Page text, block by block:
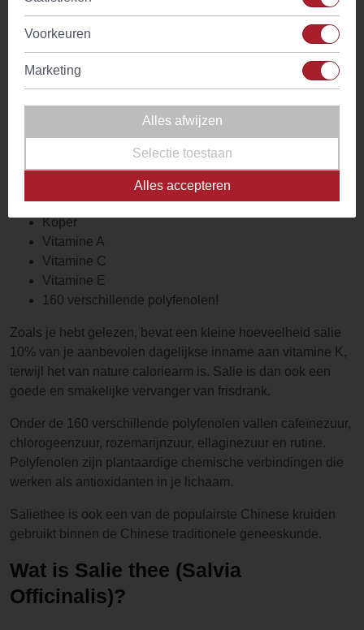
0,1 gram eiwit
0,1 gram vet
Vitamine K
IJzer
Zink
Koper
Vitamine A
Vitamine C
Vitamine E
160 verschillende polyfenolen!
Zoals je hebt gelezen, bevat een kleine hoeveelheid salie
10% van je aanbevolen dagelijkse inname aan vitamine K,
terwijl het van nature caloriearm is. Salie is dan ook een
goede en smakelijke vervanger van frisdrank.
Onder de 160 verschillende polyfenolen vallen cafeïnezuur,
chlorogeenzuur, rozemarijnzuur, ellaginezuur en rutine.
Polyfenolen zijn plantaardige chemische verbindingen die
werken als antioxidanten in je lichaam.
Saliethee is ook een van de populairste Chinese kruiden
gebruikt binnen de Chinese traditionele geneeskunde.
Wat is Salie thee (Salvia
Officinalis)?
Voorkeuren
Marketing
Alles afwijzen
Selectie toestaan
Alles accepteren